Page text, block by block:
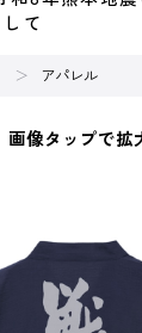
て
アパレル
画像タップで拡